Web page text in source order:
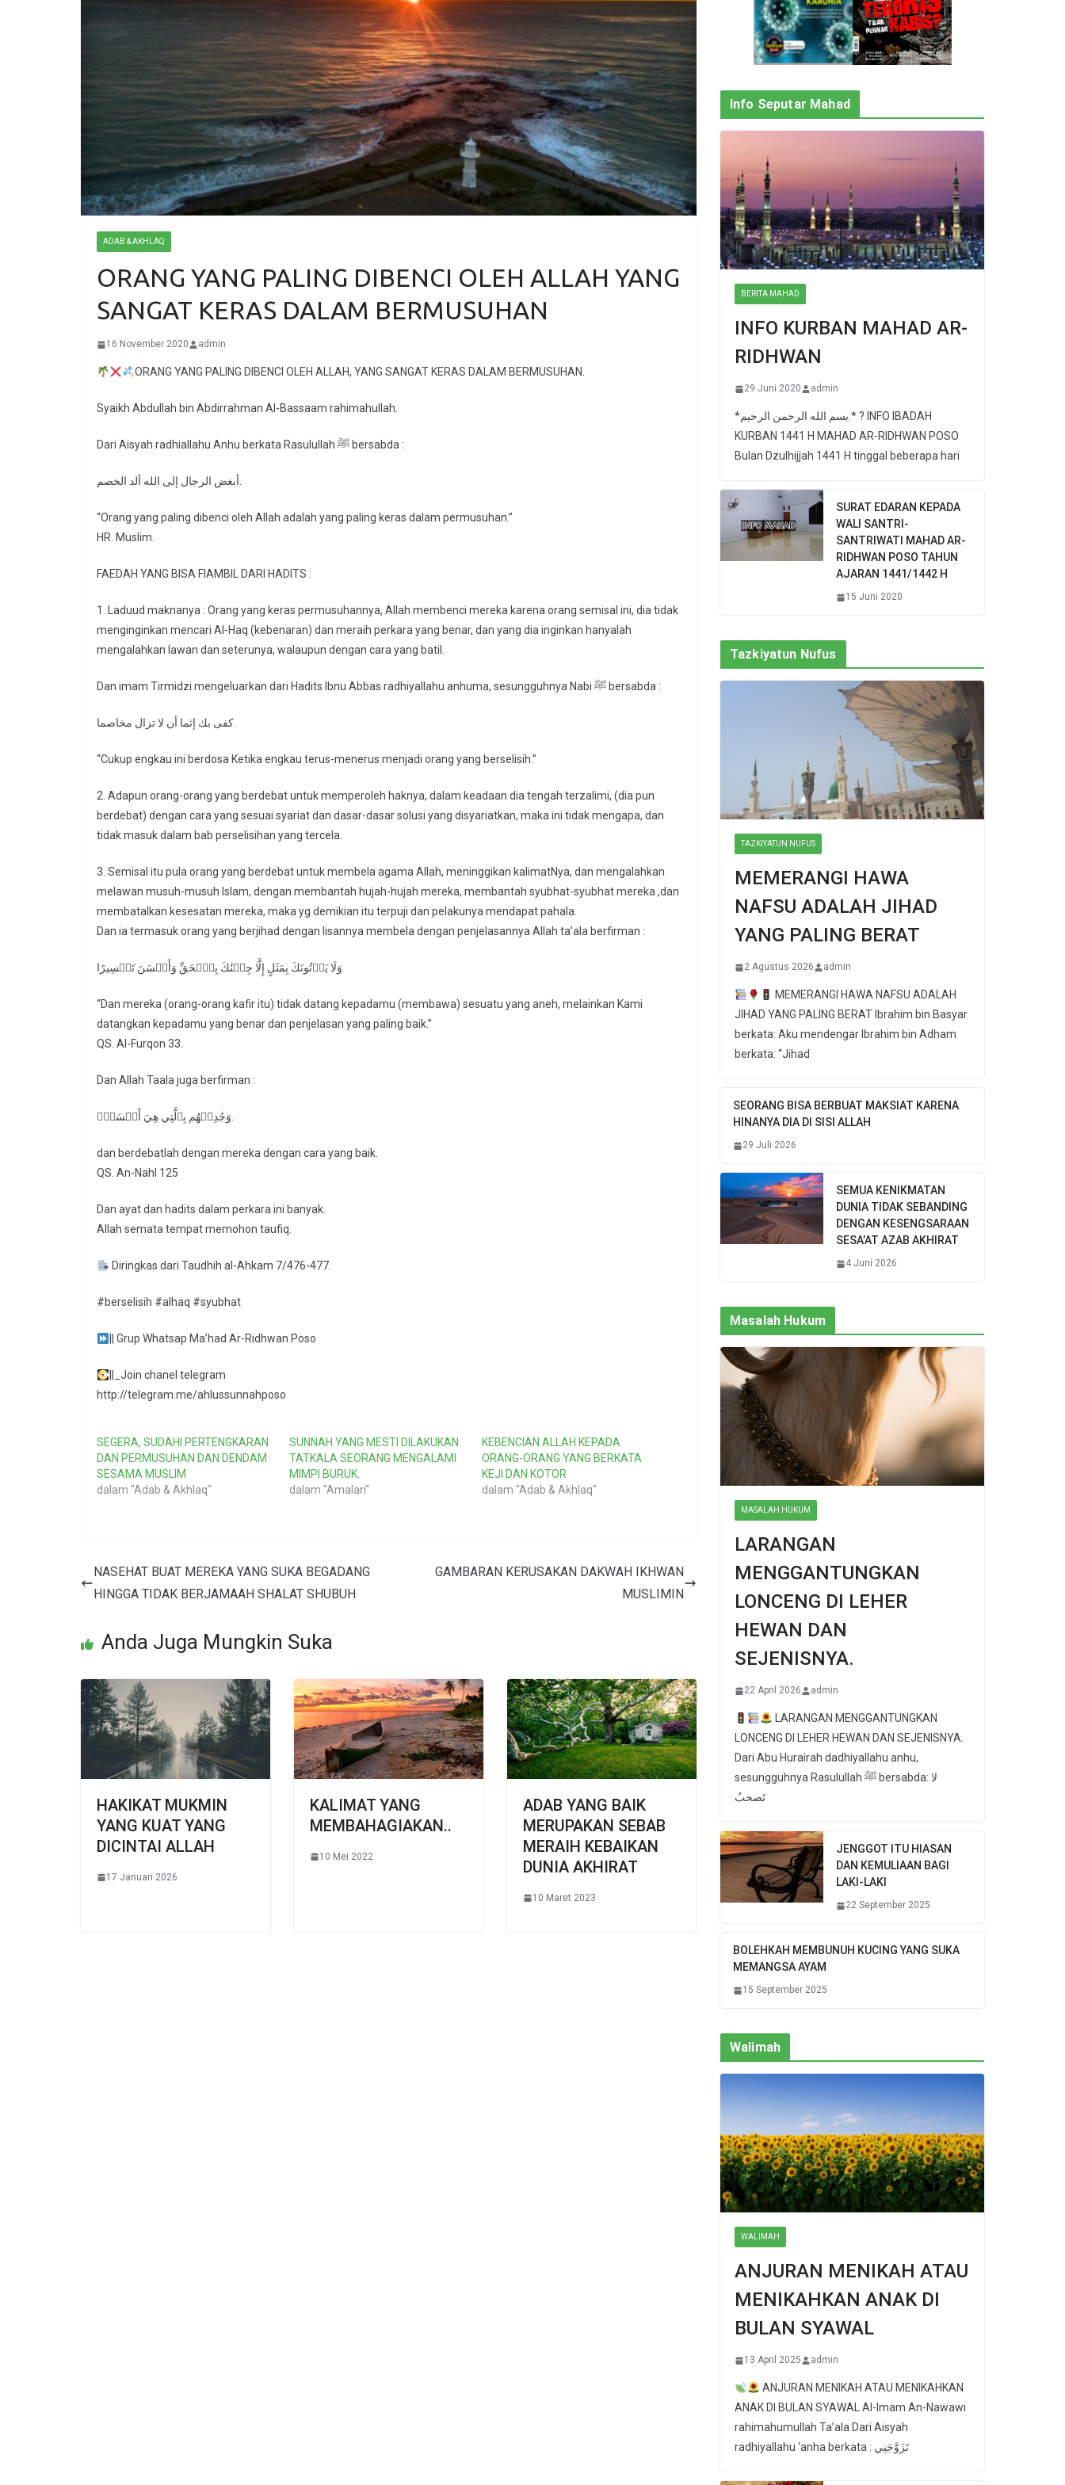
ADAB & AKHLAQ
ORANG YANG PALING DIBENCI OLEH ALLAH YANG
SANGAT KERAS DALAM BERMUSUHAN
16 November 2020 admin
ORANG YANG PALING DIBENCI OLEH ALLAH, YANG SANGAT KERAS DALAM BERMUSUHAN.
Syaikh Abdullah bin Abdirrahman Al-Bassaam rahimahullah.
Dari Aisyah radhiallahu Anhu berkata Rasulullah ﷺ bersabda :
أبغض الرجال إلى الله ألد الخصم.
“Orang yang paling dibenci oleh Allah adalah yang paling keras dalam permusuhan.”
HR. Muslim.
FAEDAH YANG BISA FIAMBIL DARI HADITS :
1. Laduud maknanya : Orang yang keras permusuhannya, Allah membenci mereka karena orang semisal ini, dia tidak
menginginkan mencari Al-Haq (kebenaran) dan meraih perkara yang benar, dan yang dia inginkan hanyalah
mengalahkan lawan dan seterunya, walaupun dengan cara yang batil.
Dan imam Tirmidzi mengeluarkan dari Hadits Ibnu Abbas radhiyallahu anhuma, sesungguhnya Nabi ﷺ bersabda :
كفى بك إثما أن لا تزال مخاصما.
“Cukup engkau ini berdosa Ketika engkau terus-menerus menjadi orang yang berselisih.”
2. Adapun orang-orang yang berdebat untuk memperoleh haknya, dalam keadaan dia tengah terzalimi, (dia pun
berdebat) dengan cara yang sesuai syariat dan dasar-dasar solusi yang disyariatkan, maka ini tidak mengapa, dan
tidak masuk dalam bab perselisihan yang tercela.
3. Semisal itu pula orang yang berdebat untuk membela agama Allah, meninggikan kalimatNya, dan mengalahkan
melawan musuh-musuh Islam, dengan membantah hujah-hujah mereka, membantah syubhat-syubhat mereka ,dan
membatalkan kesesatan mereka, maka yg demikian itu terpuji dan pelakunya mendapat pahala.
Dan ia termasuk orang yang berjihad dengan lisannya membela dengan penjelasannya Allah ta’ala berfirman :
وَلَا يَأۡتُونَكَ بِمَثَلٍ إِلَّا جِئۡنَٰكَ بِٱلۡحَقِّ وَأَحۡسَنَ تَفۡسِيرًا
“Dan mereka (orang-orang kafir itu) tidak datang kepadamu (membawa) sesuatu yang aneh, melainkan Kami
datangkan kepadamu yang benar dan penjelasan yang paling baik.”
QS. Al-Furqon 33.
Dan Allah Taala juga berfirman :
وَجَٰدِلۡهُم بِٱلَّتِي هِيَ أَحۡسَنُۚ.
dan berdebatlah dengan mereka dengan cara yang baik.
QS. An-Nahl 125
Dan ayat dan hadits dalam perkara ini banyak.
Allah semata tempat memohon taufiq.
Diringkas dari Taudhih al-Ahkam 7/476-477.
#berselisih #alhaq #syubhat
|| Grup Whatsap Ma’had Ar-Ridhwan Poso
||_Join chanel telegram
http://telegram.me/ahlussunnahposo
SEGERA, SUDAHI PERTENGKARAN
DAN PERMUSUHAN DAN DENDAM
SESAMA MUSLIM
dalam "Adab & Akhlaq"
SUNNAH YANG MESTI DILAKUKAN
TATKALA SEORANG MENGALAMI
MIMPI BURUK.
dalam "Amalan"
KEBENCIAN ALLAH KEPADA
ORANG-ORANG YANG BERKATA
KEJI DAN KOTOR
dalam "Adab & Akhlaq"
NASEHAT BUAT MEREKA YANG SUKA BEGADANG
HINGGA TIDAK BERJAMAAH SHALAT SHUBUH
GAMBARAN KERUSAKAN DAKWAH IKHWAN
MUSLIMIN
Anda Juga Mungkin Suka
HAKIKAT MUKMIN
YANG KUAT YANG
DICINTAI ALLAH
17 Januari 2026
KALIMAT YANG
MEMBAHAGIAKAN..
10 Mei 2022
ADAB YANG BAIK
MERUPAKAN SEBAB
MERAIH KEBAIKAN
DUNIA AKHIRAT
10 Maret 2023
Info Seputar Mahad
BERITA MAHAD
INFO KURBAN MAHAD AR-
RIDHWAN
29 Juni 2020 admin
*بسم الله الرحمن الرحيم.* ? INFO IBADAH
KURBAN 1441 H MAHAD AR-RIDHWAN POSO
Bulan Dzulhijjah 1441 H tinggal beberapa hari
SURAT EDARAN KEPADA
WALI SANTRI-
SANTRIWATI MAHAD AR-
RIDHWAN POSO TAHUN
AJARAN 1441/1442 H
15 Juni 2020
Tazkiyatun Nufus
TAZKIYATUN NUFUS
MEMERANGI HAWA
NAFSU ADALAH JIHAD
YANG PALING BERAT
2 Agustus 2026 admin
MEMERANGI HAWA NAFSU ADALAH
JIHAD YANG PALING BERAT Ibrahim bin Basyar
berkata: Aku mendengar Ibrahim bin Adham
berkata: “Jihad
SEORANG BISA BERBUAT MAKSIAT KARENA
HINANYA DIA DI SISI ALLAH
29 Juli 2026
SEMUA KENIKMATAN
DUNIA TIDAK SEBANDING
DENGAN KESENGSARAAN
SESA’AT AZAB AKHIRAT
4 Juni 2026
Masalah Hukum
MASALAH HUKUM
LARANGAN
MENGGANTUNGKAN
LONCENG DI LEHER
HEWAN DAN
SEJENISNYA.
22 April 2026 admin
LARANGAN MENGGANTUNGKAN
LONCENG DI LEHER HEWAN DAN SEJENISNYA.
Dari Abu Hurairah dadhiyallahu anhu,
sesungguhnya Rasulullah ﷺ bersabda: لا
تَصحبُ
JENGGOT ITU HIASAN
DAN KEMULIAAN BAGI
LAKI-LAKI
22 September 2025
BOLEHKAH MEMBUNUH KUCING YANG SUKA
MEMANGSA AYAM
15 September 2025
Walimah
WALIMAH
ANJURAN MENIKAH ATAU
MENIKAHKAN ANAK DI
BULAN SYAWAL
13 April 2025 admin
ANJURAN MENIKAH ATAU MENIKAHKAN
ANAK DI BULAN SYAWAL Al-Imam An-Nawawi
rahimahumullah Ta’ala Dari Aisyah
radhiyallahu ‘anha berkata : تَزَوَّجَنِي